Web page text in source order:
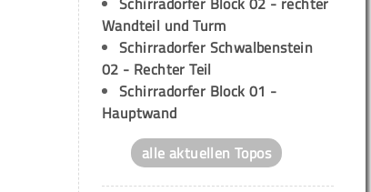
Wandteil und Turm
Schirradorfer Schwalbenstein
02 - Rechter Teil
Schirradorfer Block 01 -
Hauptwand
alle aktuellen Topos